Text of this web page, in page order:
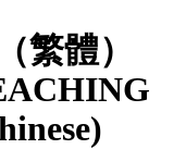
繁體）